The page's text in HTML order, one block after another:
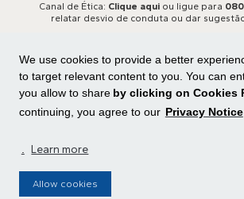
We use cookies to provide a better
to target relevant content to you. You can
you allow to share by clicking on Cookies
continuing, you agree to our Privacy Notice
. Learn more
Allow cookies
Canal de Ética: Clique aquiou ligue para
relatar desvio de conduta ou dar
Todos os direitos reservados
Central de privacidade